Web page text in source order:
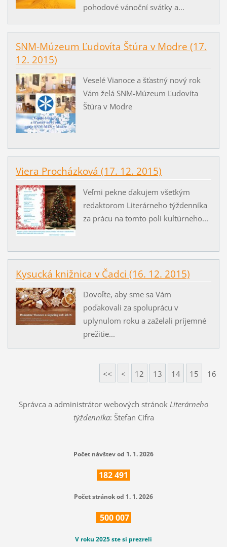
pohodové vánoční svátky a...
SNM-Múzeum Ľudovíta Štúra v Modre (17.
12. 2015)
Veselé Vianoce a šťastný nový rok
Vám želá SNM-Múzeum Ľudovíta
Štúra v Modre
Viera Procházková (17. 12. 2015)
Veľmi pekne ďakujem všetkým
redaktorom Literárneho týždenníka
za prácu na tomto poli kultúrneho...
Kysucká knižnica v Čadci (16. 12. 2015)
Dovoľte, aby sme sa Vám
poďakovali za spoluprácu v
uplynulom roku a zaželali príjemné
prežitie...
<< < 12 13 14 15 16
Správca a administrátor webových stránok Literárneho
týždenníka: Štefan Cifra
Počet návštev od 1. 1. 2026
182491
Počet stránok od 1. 1. 2026
500007
V roku 2025 ste si prezreli